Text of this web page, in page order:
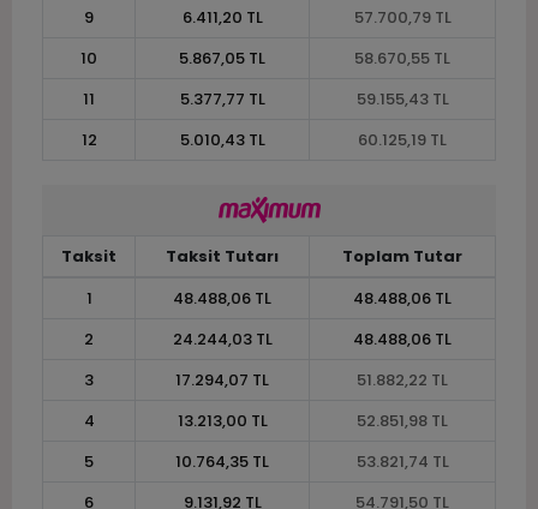
9
6.411,20 TL
57.700,79 TL
10
5.867,05 TL
58.670,55 TL
11
5.377,77 TL
59.155,43 TL
12
5.010,43 TL 60.125,19 TL
Taksit Taksit Tutarı
Toplam Tutar
1
48.488,06 TL
48.488,06 TL
2
24.244,03 TL
48.488,06 TL
3
17.294,07 TL
51.882,22 TL
4
13.213,00 TL
52.851,98 TL
5
10.764,35 TL
53.821,74 TL
6
9.131,92 TL 54.791,50 TL